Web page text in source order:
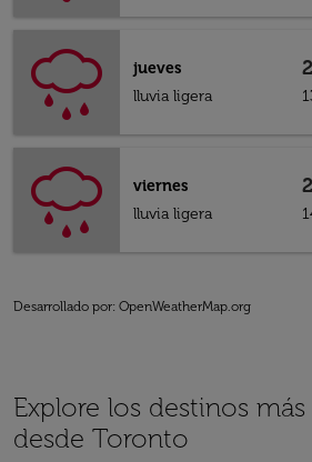
jueves
lluvia ligera
viernes
lluvia ligera
Desarrollado por: OpenWeatherMap.org
Explore los destinos
desde Toronto